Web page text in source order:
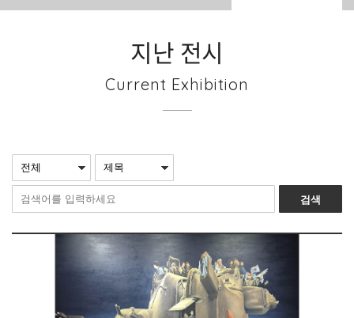
지난 전시
Current Exhibition